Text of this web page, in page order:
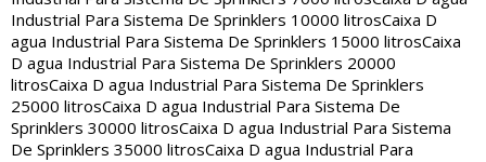
Industrial Para Sistema De Sprinklers 10000 litrosCaixa D
agua Industrial Para Sistema De Sprinklers 15000 litrosCaixa
D agua Industrial Para Sistema De Sprinklers 20000
litrosCaixa D agua Industrial Para Sistema De Sprinklers
25000 litrosCaixa D agua Industrial Para Sistema De
Sprinklers 30000 litrosCaixa D agua Industrial Para Sistema
De Sprinklers 35000 litrosCaixa D agua Industrial Para